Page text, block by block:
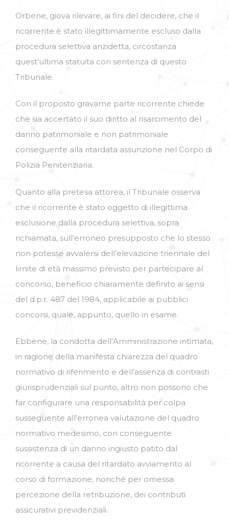
Orbene, giova rilevare, ai fini del decidere, che il
ricorrente è stato illegittimamente escluso dalla
procedura selettiva anzidetta, circostanza
quest’ultima statuita con sentenza di questo
Tribunale.
Con il proposto gravame parte ricorrente chiede
che sia accertato il suo diritto al risarcimento del
danno patrimoniale e non patrimoniale
conseguente alla ritardata assunzione nel Corpo di
Polizia Penitenziaria.
Quanto alla pretesa attorea, il Tribunale osserva
che il ricorrente è stato oggetto di illegittima
esclusione dalla procedura selettiva, sopra
richiamata, sull’erroneo presupposto che lo stesso
non potesse avvalersi dell’elevazione triennale del
limite di età massimo previsto per partecipare al
concorso, beneficio chiaramente definito ai sensi
del d.p.r. 487 del 1984, applicabile ai pubblici
concorsi, quale, appunto, quello in esame.
Ebbene, la condotta dell’Amministrazione intimata,
in ragione della manifesta chiarezza del quadro
normativo di riferimento e dell’assenza di contrasti
giurisprudenziali sul punto, altro non possono che
far configurare una responsabilità per colpa
susseguente all’erronea valutazione del quadro
normativo medesimo, con conseguente
sussistenza di un danno ingiusto patito dal
ricorrente a causa del ritardato avviamento al
corso di formazione, nonché per omessa
percezione della retribuzione, dei contributi
assicurativi previdenziali.